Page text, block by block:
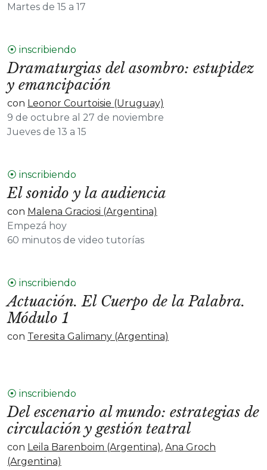
Martes de 15 a 17
⦿ inscribiendo
Dramaturgias del asombro: estupidez
y emancipación
con Leonor Courtoisie (Uruguay)
9 de octubre al 27 de noviembre
Jueves de 13 a 15
⦿ inscribiendo
El sonido y la audiencia
con Malena Graciosi (Argentina)
Empezá hoy
60 minutos de video tutorías
⦿ inscribiendo
Actuación. El Cuerpo de la Palabra.
Módulo 1
con Teresita Galimany (Argentina)
⦿ inscribiendo
Del escenario al mundo: estrategias de
circulación y gestión teatral
con Leila Barenboim (Argentina), Ana Groch
(Argentina)